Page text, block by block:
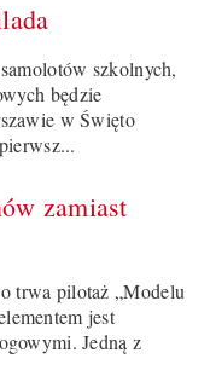
szkolnych,
będzie
w Święto
zamiast
trwa pilotaż „Modelu
jest
Jedną z